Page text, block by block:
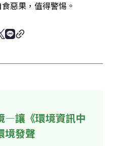
惡果，值得警惕。
—讓《環境資訊中
境發聲